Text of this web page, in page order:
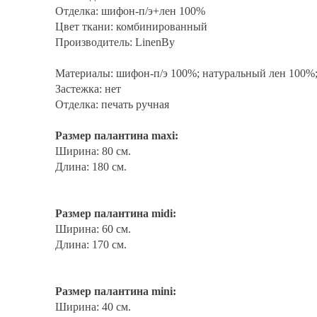
Отделка: шифон-п/э+лен 100%
Цвет ткани: комбинированный
Производитель: LinenBy
Материалы: шифон-п/э 100%; натуральный лен
Застежка: нет
Отделка: печать ручная
Размер палантина maxi:
Ширина: 80 см.
Длина: 180 см.
Размер палантина midi:
Ширина: 60 см.
Длина: 170 см.
Размер палантина mini:
Ширина: 40 см.